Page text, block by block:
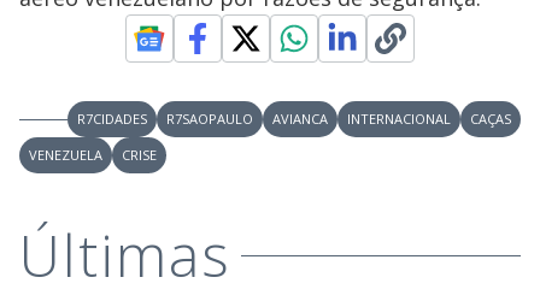
R7CIDADES R7SAOPAULO AVIANCA INTERNACIONAL
CAÇAS
VENEZUELA
CRISE
Últimas